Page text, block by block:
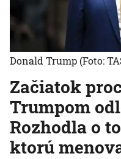
Začiatok
Trumpom
Rozhodla o
ktorú
Donald Trump (Foto: